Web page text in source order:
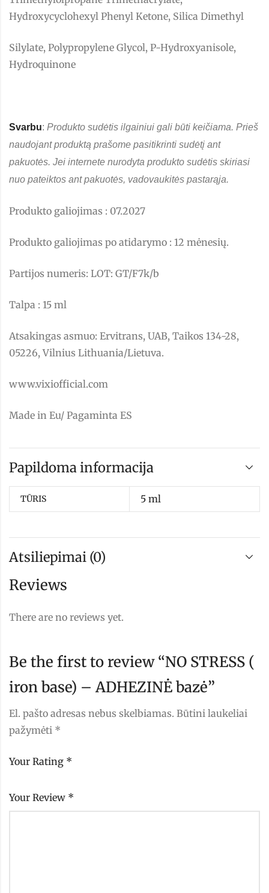
Hydroxycyclohexyl Phenyl Ketone, Silica Dimethyl
Silylate, Polypropylene Glycol, P-Hydroxyanisole,
Hydroquinone
Svarbu: Produkto sudėtis ilgainiui gali būti keičiama. Prieš
naudojant produktą prašome pasitikrinti sudėtį ant
pakuotės. Jei internete nurodyta produkto sudėtis skiriasi
nuo pateiktos ant pakuotės, vadovaukitės pastarąja.
Produkto galiojimas : 07.2027
Produkto galiojimas po atidarymo : 12 mėnesių.
Partijos numeris: LOT: GT/F7k/b
Talpa : 15 ml
Atsakingas asmuo: Ervitrans, UAB, Taikos 134-28,
05226, Vilnius Lithuania/Lietuva.
www.vixiofficial.com
Made in Eu/ Pagaminta ES
Papildoma informacija
TŪRIS 5 ml
Atsiliepimai (0)
Reviews
There are no reviews yet.
Be the first to review “NO STRESS (
iron base) – ADHEZINĖ bazė”
El. pašto adresas nebus skelbiamas. Būtini laukeliai
pažymėti *
Your Rating *
Your Review *